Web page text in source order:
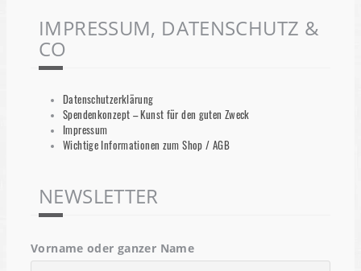
IMPRESSUM, DATENSCHUTZ &
CO
Datenschutzerklärung
Spendenkonzept – Kunst für den guten Zweck
Impressum
Wichtige Informationen zum Shop / AGB
NEWSLETTER
Vorname oder ganzer Name